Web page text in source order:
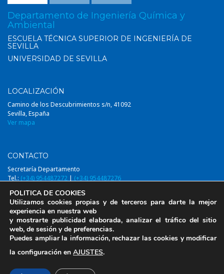
Departamento de Ingeniería Química y
Ambiental
ESCUELA TÉCNICA SUPERIOR DE INGENIERÍA DE
SEVILLA
UNIVERSIDAD DE SEVILLA
LOCALIZACIÓN
Camino de los Descubrimientos s/n, 41092
Sevilla, España
Ver mapa
CONTACTO
Secretaría Departamento
Tel.: (+34) 954487272 | (+34) 954487276
© 2014-2026, DIQAUS (Departamento Ingeniería Química y Ambiental,
Universidad de Sevilla)
Aviso Legal
POLITICA DE COOKIES
Utilizamos cookies propias y de terceros para darte la mejor
experiencia en nuestra web
y mostrarte publicidad elaborada, analizar el tráfico del sitio
web, de sesión y de preferencias.
Puedes ampliar la información, rechazar las cookies y modificar
la configuración en AJUSTES.